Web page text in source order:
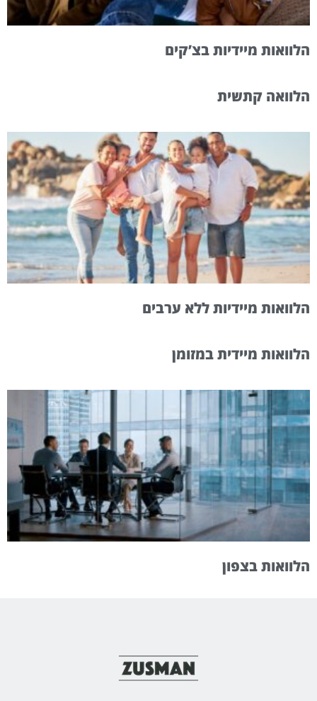
הלוואות מיידיות בצ’קים
הלוואה קתשית
הלוואות מיידיות ללא ערבים
הלוואות מיידית במזומן
הלוואות בצפון